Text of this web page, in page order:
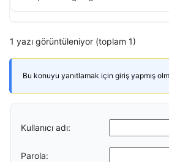
1 yazı görüntüleniyor (toplam 1)
Bu konuyu yanıtlamak için giriş yapmış
Kullanıcı adı:
Parola: